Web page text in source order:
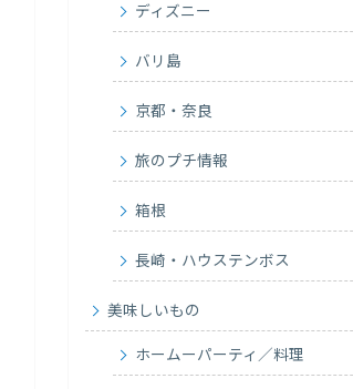
ディズニー
バリ島
京都・奈良
旅のプチ情報
箱根
長崎・ハウステンボス
美味しいもの
ホームーパーティ／料理